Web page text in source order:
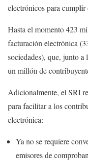
electrónicos para
Hasta el momento 423
facturación electrónica
sociedades), que, junto
un millón de
Adicionalmente, el SRI
para facilitar a los
electrónica:
Ya no se requiere
emisores de